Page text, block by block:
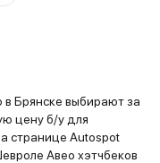
Брянске выбирают за
цену б/у для
странице Autospot
Авео хэтчбеков